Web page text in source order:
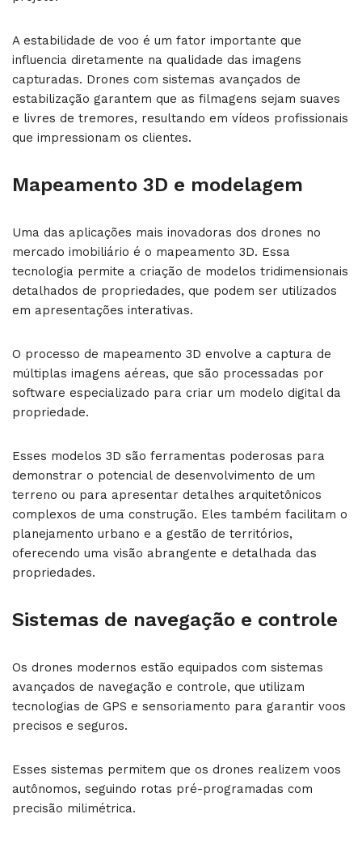
A estabilidade de voo é um fator importante que
influencia diretamente na qualidade das imagens
capturadas. Drones com sistemas avançados de
estabilização garantem que as filmagens sejam suaves
e livres de tremores, resultando em vídeos profissionais
que impressionam os clientes.
Mapeamento 3D e modelagem
Uma das aplicações mais inovadoras dos drones no
mercado imobiliário é o mapeamento 3D. Essa
tecnologia permite a criação de modelos tridimensionais
detalhados de propriedades, que podem ser utilizados
em apresentações interativas.
O processo de mapeamento 3D envolve a captura de
múltiplas imagens aéreas, que são processadas por
software especializado para criar um modelo digital da
propriedade.
Esses modelos 3D são ferramentas poderosas para
demonstrar o potencial de desenvolvimento de um
terreno ou para apresentar detalhes arquitetônicos
complexos de uma construção. Eles também facilitam o
planejamento urbano e a gestão de territórios,
oferecendo uma visão abrangente e detalhada das
propriedades.
Sistemas de navegação e controle
Os drones modernos estão equipados com sistemas
avançados de navegação e controle, que utilizam
tecnologias de GPS e sensoriamento para garantir voos
precisos e seguros.
Esses sistemas permitem que os drones realizem voos
autônomos, seguindo rotas pré-programadas com
precisão milimétrica.